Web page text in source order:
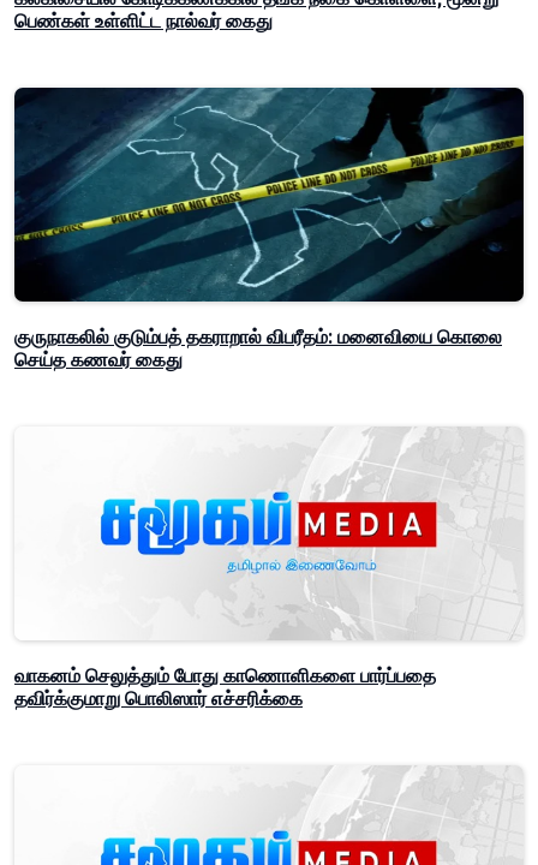
பெண்கள் உள்ளிட்ட நால்வர் கைது
குருநாகலில் குடும்பத் தகராறால் விபரீதம்: மனைவியை கொலை
செய்த கணவர் கைது
வாகனம் செலுத்தும் போது காணொளிகளை பார்ப்பதை
தவிர்க்குமாறு பொலிஸார் எச்சரிக்கை